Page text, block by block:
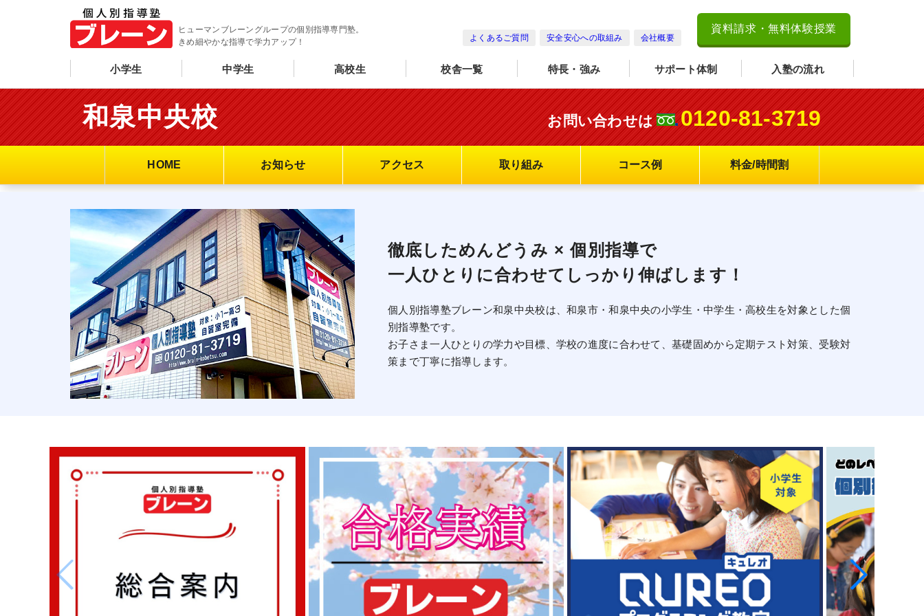
ヒューマンブレーングループの個別指導専門塾。
きめ細やかな指導で学力アップ！
よくあるご質問 安全安心への取組み 会社概要
資料請求・無料体験授業
小学生 中学生 高校生 校舎一覧 特長・強み サポート体制 入塾の流れ
和泉中央校 お問い合わせは 0120-81-3719
HOME お知らせ アクセス 取り組み コース例 料金/時間割
徹底しためんどうみ × 個別指導で
一人ひとりに合わせてしっかり伸ばします！
個人別指導塾ブレーン和泉中央校は、和泉市・和泉中央の小学生・中学生・高校生を対象とした個
別指導塾です。
お子さま一人ひとりの学力や目標、学校の進度に合わせて、基礎固めから定期テスト対策、受験対
策まで丁寧に指導します。